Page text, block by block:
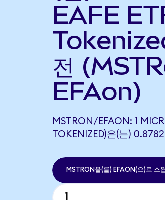
EAFE
전
EFAon)
MSTRON/EFAON: 1
TOKENIZED)은(는)
MSTRON을(를) EFAON(으)로 스